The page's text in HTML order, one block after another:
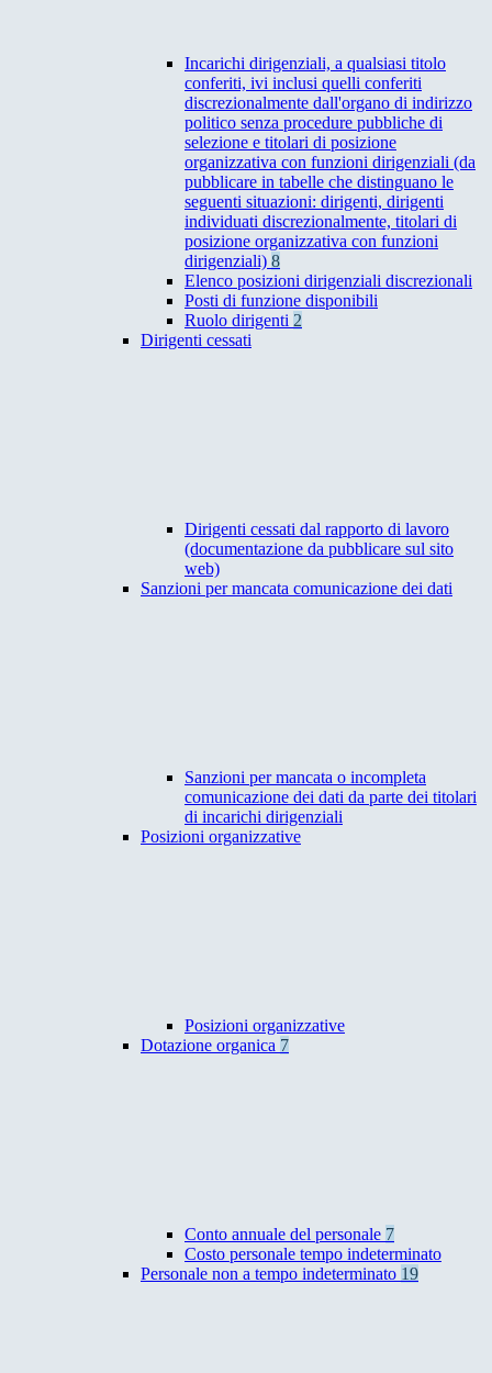
Incarichi dirigenziali, a qualsiasi titolo
conferiti, ivi inclusi quelli conferiti
discrezionalmente dall'organo di indirizzo
politico senza procedure pubbliche di
selezione e titolari di posizione
organizzativa con funzioni dirigenziali (da
pubblicare in tabelle che distinguano le
seguenti situazioni: dirigenti, dirigenti
individuati discrezionalmente, titolari di
posizione organizzativa con funzioni
dirigenziali) 8
Elenco posizioni dirigenziali discrezionali
Posti di funzione disponibili
Ruolo dirigenti 2
Dirigenti cessati
Dirigenti cessati dal rapporto di lavoro
(documentazione da pubblicare sul sito
web)
Sanzioni per mancata comunicazione dei dati
Sanzioni per mancata o incompleta
comunicazione dei dati da parte dei titolari
di incarichi dirigenziali
Posizioni organizzative
Posizioni organizzative
Dotazione organica 7
Conto annuale del personale 7
Costo personale tempo indeterminato
Personale non a tempo indeterminato 19